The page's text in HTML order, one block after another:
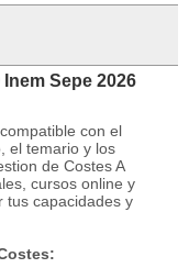
Sepe 2026
con el
el temario y los
de Costes A
cursos online y
tus capacidades y